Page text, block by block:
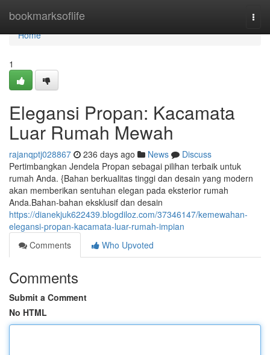
bookmarksoflife
Home
Home
1
Elegansi Propan: Kacamata
Luar Rumah Mewah
rajanqptj028867 236 days ago News
Discuss
Pertimbangkan Jendela Propan sebagai pilihan terbaik untuk
rumah Anda. {Bahan berkualitas tinggi dan desain yang modern
akan memberikan sentuhan elegan pada eksterior rumah
Anda.Bahan-bahan eksklusif dan desain
https://dianekjuk622439.blogdiloz.com/37346147/kemewahan-
elegansi-propan-kacamata-luar-rumah-impian
Comments
Who Upvoted
Comments
Submit a Comment
No HTML